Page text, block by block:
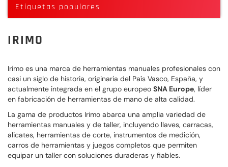
Etiquetas populares
IRIMO
Irimo es una marca de herramientas manuales profesionales con
casi un siglo de historia, originaria del País Vasco, España, y
actualmente integrada en el grupo europeo SNA Europe, líder
en fabricación de herramientas de mano de alta calidad.
La gama de productos Irimo abarca una amplia variedad de
herramientas manuales y de taller, incluyendo llaves, carracas,
alicates, herramientas de corte, instrumentos de medición,
carros de herramientas y juegos completos que permiten
equipar un taller con soluciones duraderas y fiables.